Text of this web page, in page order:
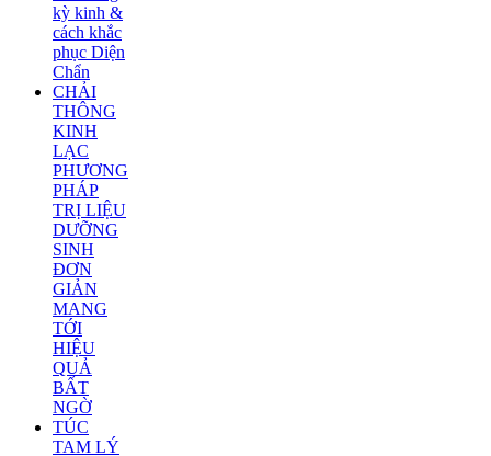
kỳ kinh &
cách khắc
phục Diện
Chẩn
CHẢI
THÔNG
KINH
LẠC
PHƯƠNG
PHÁP
TRỊ LIỆU
DƯỠNG
SINH
ĐƠN
GIẢN
MANG
TỚI
HIỆU
QUẢ
BẤT
NGỜ
TÚC
TAM LÝ